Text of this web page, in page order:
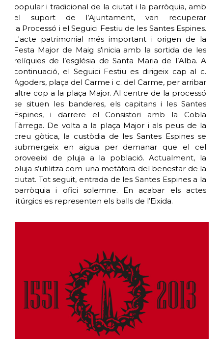
popular i tradicional de la ciutat i la parròquia, amb
el suport de l’Ajuntament, van recuperar
la Processó i el Seguici Festiu de les Santes Espines.
L'acte patrimonial més important i origen de la
Festa Major de Maig s'inicia amb la sortida de les
relíquies de l’església de Santa Maria de l’Alba. A
continuació, el Seguici Festiu es dirigeix cap al c.
Agoders, plaça del Carme i c. del Carme, per arribar
altre cop a la plaça Major. Al centre de la processó
se situen les banderes, els capitans i les Santes
Espines, i darrere el Consistori amb la Cobla
Tàrrega. De volta a la plaça Major i als peus de la
creu gòtica, la custòdia de les Santes Espines se
submergeix en aigua per demanar que el cel
proveeixi de pluja a la població. Actualment, la
pluja s’utilitza com una metàfora del benestar de la
ciutat. Tot seguit, entrada de les Santes Espines a la
parròquia i ofici solemne. En acabar els actes
litúrgics es representen els balls de l’Eixida.